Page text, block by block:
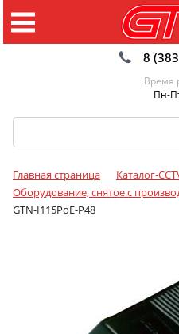
8
Время
Пн-
Главная страница
Каталог-
Оборудование, снятое с
GTN-I115PoE-P48